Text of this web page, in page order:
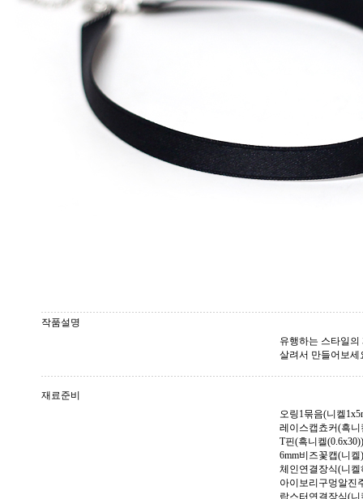
작품설명
유행하는 스타일
살려서 만들어보세
재료준비
오링1묶음(니켈
레이스캡쵸커(흑니
T핀(흑니켈
6mm비즈꽃캡(니켈
체인연결장식(니켈
아이보리구멍알진
랍스터연결장식(니